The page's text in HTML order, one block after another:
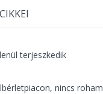
terjeszkedik
nincs roham